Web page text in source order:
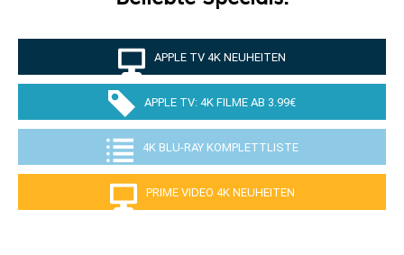
APPLE TV 4K NEUHEITEN
APPLE TV: 4K FILME AB 3.99€
4K BLU-RAY KOMPLETTLISTE
PRIME VIDEO 4K NEUHEITEN